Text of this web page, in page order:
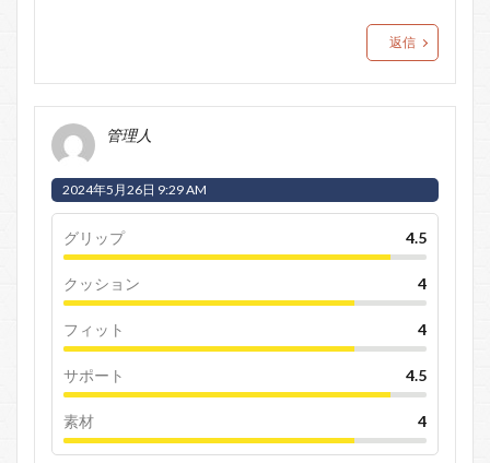
返信
管理人
2024年5月26日 9:29 AM
グリップ 4.5
クッション 4
フィット 4
サポート 4.5
素材 4